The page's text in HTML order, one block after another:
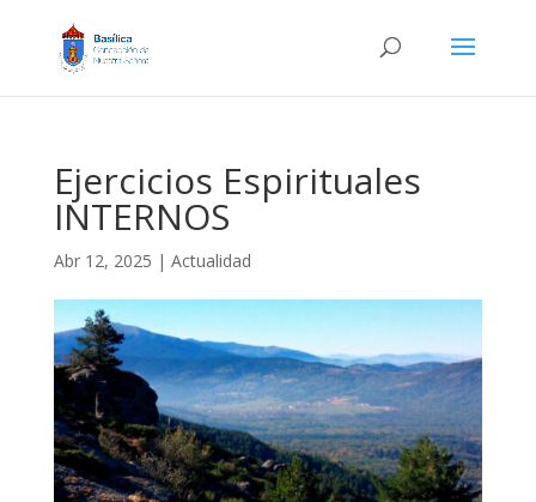
Ejercicios Espirituales
INTERNOS
Abr 12, 2025 | Actualidad